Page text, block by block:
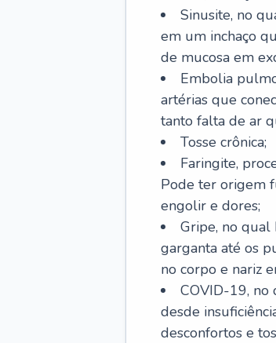
Sinusite, no
em um inchaço
de mucosa em
Embolia
artérias que
tanto falta de ar
Tosse crônica;
Faringite,
Pode ter origem
engolir e dores;
Gripe, no qual
garganta até os
no corpo e nariz
COVID-19, no
desde
desconfortos e